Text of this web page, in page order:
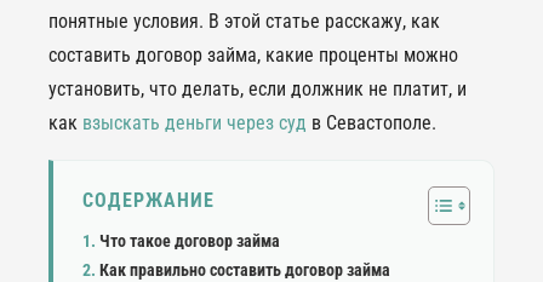
понятные условия. В этой статье расскажу, как
составить договор займа, какие проценты можно
установить, что делать, если должник не платит, и
как взыскать деньги через суд в Севастополе.
СОДЕРЖАНИЕ
Что такое договор займа
Как правильно составить договор займа